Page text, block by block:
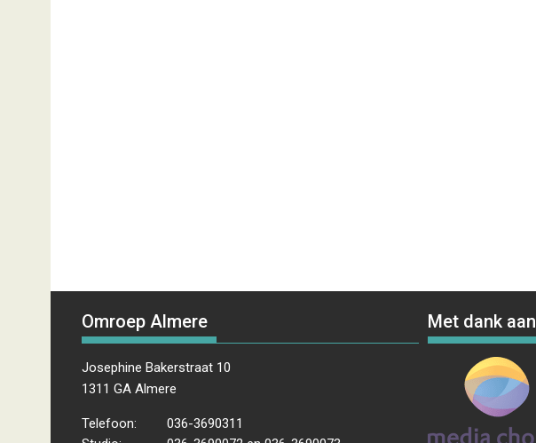
Omroep Almere
Josephine Bakerstraat 10
1311 GA Almere
Telefoon:
036-3690311
Met dank aan